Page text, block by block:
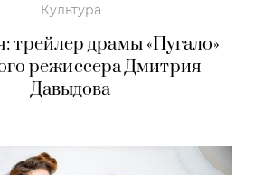
Культура
трейлер драмы «Пугало»
режиссера Дмитрия
Давыдова